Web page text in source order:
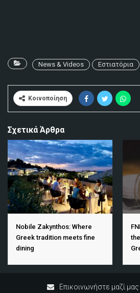
News & Videos Εστιατόρια
Κοινοποίηση
Σχετικά Άρθρα
Nobile Zakynthos: Where
Greek tradition meets fine
dining
Επικοινωνήστε μαζί μας